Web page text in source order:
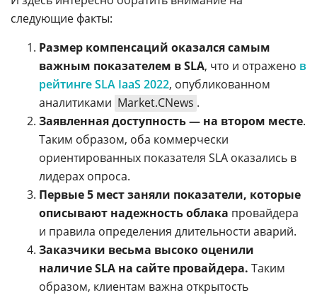
следующие факты:
Размер компенсаций оказался самым
важным показателем в SLA, что и отражено в
рейтинге SLA IaaS 2022, опубликованном
аналитиками Market.CNews .
Заявленная доступность — на втором месте.
Таким образом, оба коммерчески
ориентированных показателя SLA оказались в
лидерах опроса.
Первые 5 мест заняли показатели, которые
описывают надежность облака провайдера
и правила определения длительности аварий.
Заказчики весьма высоко оценили
наличие SLA на сайте провайдера. Таким
образом, клиентам важна открытость